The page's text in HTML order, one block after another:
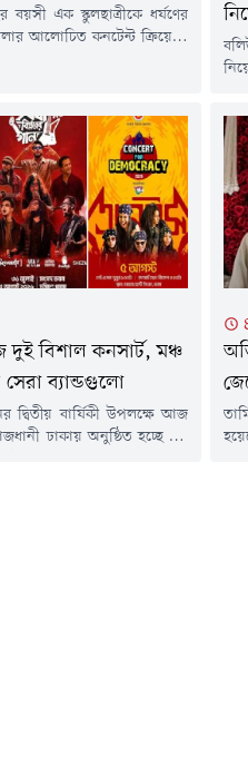
এক স্কুলছাত্রীকে ধর্ষণের
আলোচিত কনটেন্ট ক্রিয়েটর
নিশ্চিত করেছেন
ভারপ্রাপ্ত কর্মকর্তা আবুল
স্কুলছাত্রীর বাবা বাদী হয়ে
বিশাল কনসার্ট, মঞ্চ
সেরা ব্যান্ডগুলো
দ্বিতীয় বার্ষিকী উপলক্ষে আজ
ঢাকায় অনুষ্ঠিত হচ্ছে দুটি